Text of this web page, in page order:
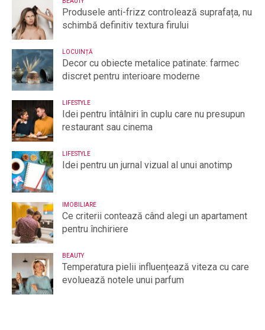
Produsele anti-frizz controlează suprafața, nu
schimbă definitiv textura firului
LOCUINȚĂ
Decor cu obiecte metalice patinate: farmec
discret pentru interioare moderne
LIFESTYLE
Idei pentru întâlniri în cuplu care nu presupun
restaurant sau cinema
LIFESTYLE
Idei pentru un jurnal vizual al unui anotimp
IMOBILIARE
Ce criterii contează când alegi un apartament
pentru închiriere
BEAUTY
Temperatura pielii influențează viteza cu care
evoluează notele unui parfum